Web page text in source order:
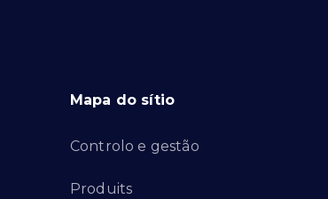
Mapa do sítio
Controlo e gestão
Produits